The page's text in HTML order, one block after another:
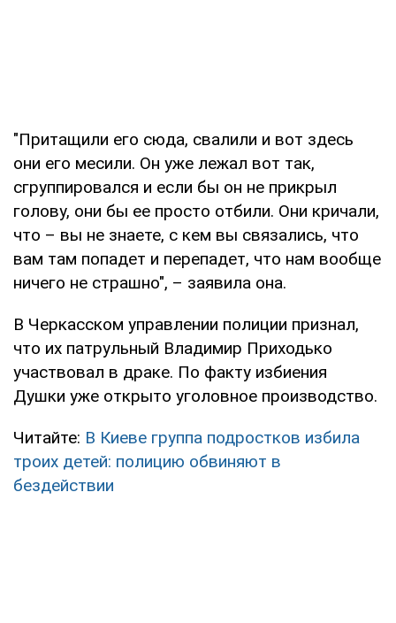
"Притащили его сюда, свалили и вот здесь
они его месили. Он уже лежал вот так,
сгруппировался и если бы он не прикрыл
голову, они бы ее просто отбили. Они кричали,
что – вы не знаете, с кем вы связались, что
вам там попадет и перепадет, что нам вообще
ничего не страшно", – заявила она.
В Черкасском управлении полиции признал,
что их патрульный Владимир Приходько
участвовал в драке. По факту избиения
Душки уже открыто уголовное производство.
Читайте: В Киеве группа подростков избила
троих детей: полицию обвиняют в
бездействии